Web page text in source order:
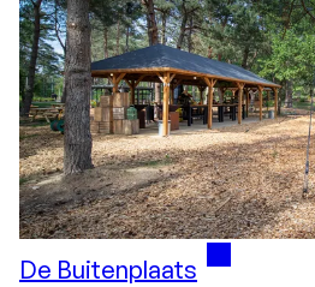
De Buitenplaats